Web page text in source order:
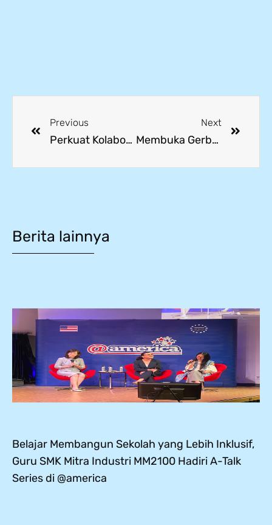
Previous
Perkuat Kolaborasi Industri, PT Kansai Paint Intensifkan Kerja Sama dengan SMK Mitra Industri MM2100
Next
Membuka Gerbang Karier Dunia, Siswa SMK Mitra Industri Ikuti Webinar Nasional SMK Mendunia
Berita lainnya
Belajar Membangun Sekolah yang Lebih Inklusif,
Guru SMK Mitra Industri MM2100 Hadiri A-Talk
Series di @america